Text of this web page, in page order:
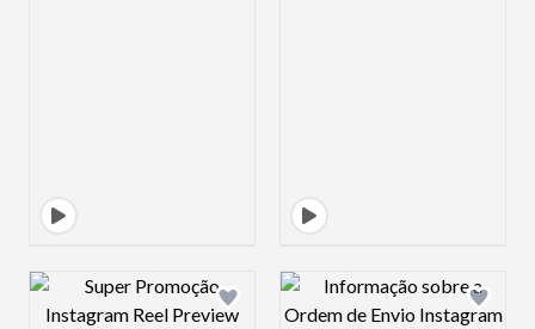
Design preview image Design preview